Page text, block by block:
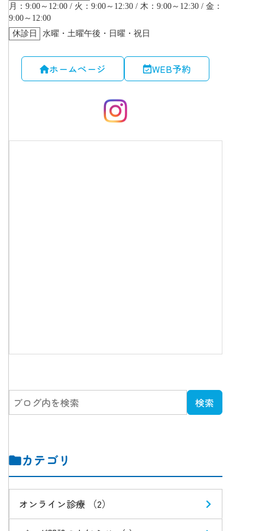
ホームページ WEB予約
カテゴリ
オンライン診療 （2）